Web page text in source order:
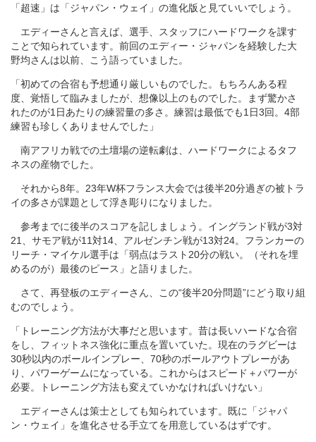
「超速」は「ジャパン・ウェイ」の進化版と見ていいでしょう。
エディーさんと言えば、選手、スタッフにハードワークを課す
ことで知られています。前回のエディー・ジャパンを経験した大
野均さんは以前、こう語っていました。
「初めての合宿も予想通り厳しいものでした。もちろんある程
度、覚悟して臨みましたが、想像以上のものでした。まず驚かさ
れたのが1日あたりの練習量の多さ。練習は最低でも1日3回。4部
練習も珍しくありませんでした」
南アフリカ戦での土壇場の逆転劇は、ハードワークによるタフ
ネスの産物でした。
それから8年。23年W杯フランス大会では後半20分過ぎの被トラ
イの多さが課題として浮き彫りになりました。
参考までに後半のスコアを記しましょう。イングランド戦が3対
21、サモア戦が11対14、アルゼンチン戦が13対24。フランカーの
リーチ・マイケル選手は「弱点はラスト20分の戦い。（それを埋
めるのが）最後のピース」と語りました。
さて、再登板のエディーさん、この“後半20分問題”にどう取り組
むのでしょう。
「トレーニング方法が大事だと思います。昔は長いハードな合宿
をし、フィットネス強化に重点を置いていた。現在のラグビーは
30秒以内のボールインプレー、70秒のボールアウトプレーがあ
り、パワーゲームになっている。これからはスピード＋パワーが
必要。トレーニング方法も変えていかなければいけない」
エディーさんは策士としても知られています。既に「ジャパ
ン・ウェイ」を進化させる手立てを用意しているはずです。